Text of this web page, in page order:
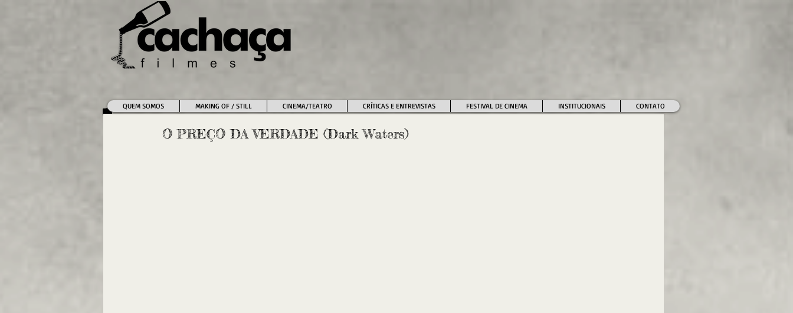
QUEM SOMOS MAKING OF / STILL CINEMA/TEATRO CRÍTICAS E ENTREVISTAS FESTIVAL DE CINEMA INSTITUCIONAIS CONTATO
O PREÇO DA VERDADE (Dark Waters)